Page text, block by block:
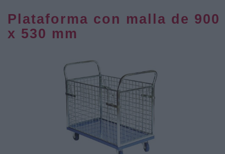
Plataforma con malla de 900
x 530 mm